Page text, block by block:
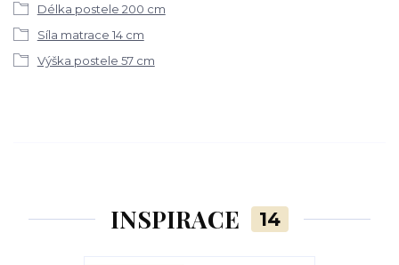
Délka postele 200 cm
Síla matrace 14 cm
Výška postele 57 cm
INSPIRACE 14